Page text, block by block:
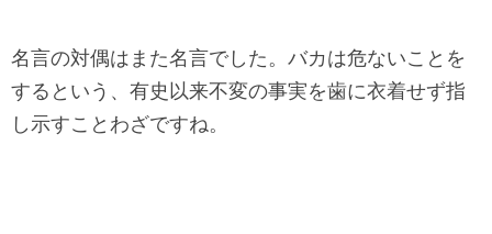
名言の対偶はまた名言でした。バカは危ないことを
するという、有史以来不変の事実を歯に衣着せず指
し示すことわざですね。